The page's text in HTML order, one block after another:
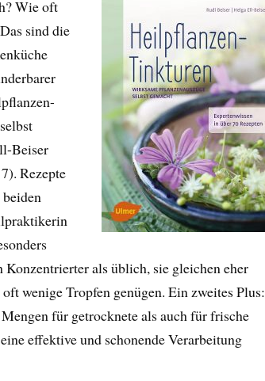
Wie oft
sind die
Beiser
Rezepte
als üblich, sie gleichen eher
wenige Tropfen genügen. Ein zweites Plus:
für getrocknete als auch für frische
effektive und schonende Verarbeitung